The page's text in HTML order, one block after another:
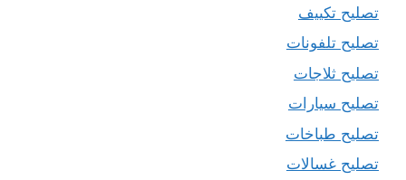
تصليح تكييف
تصليح تلفونات
تصليح ثلاجات
تصليح سيارات
تصليح طباخات
تصليح غسالات